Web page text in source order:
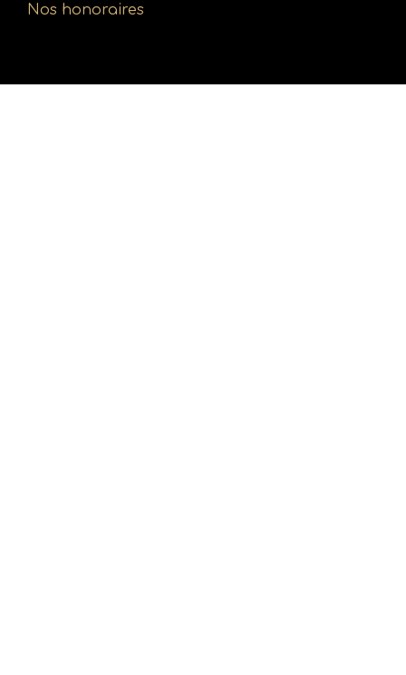
Nos honoraires